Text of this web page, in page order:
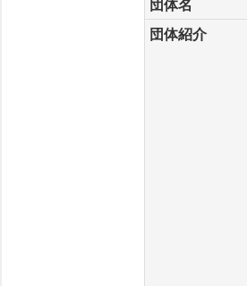
団体名
団体紹介